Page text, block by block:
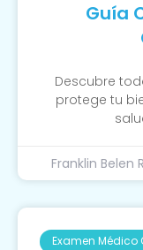
Guía
Descubre
protege tu
Franklin Belen
Examen